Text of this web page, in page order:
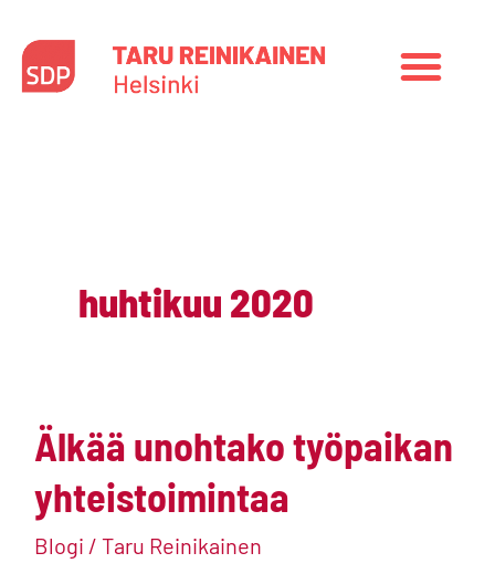
sisältöön
huhtikuu 2020
Älkää unohtako työpaikan
yhteistoimintaa
Blogi / Taru Reinikainen
Älkää
unohtako
työpaikan
yhteistoimintaa